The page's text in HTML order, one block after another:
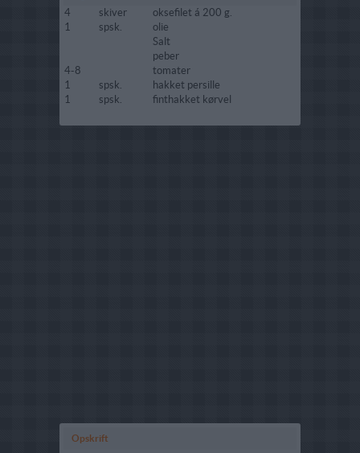
4 skiver
oksefilet á 200 g.
1
spsk.
olie
Salt
peber
4-8
tomater
1
spsk.
hakket persille
1
spsk. finthakket kørvel
Opskrift